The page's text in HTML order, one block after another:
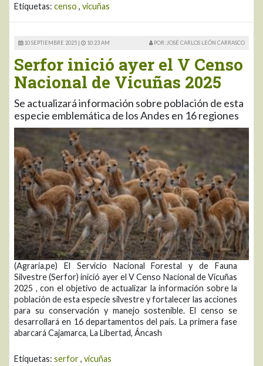
Etiquetas: censo , vicuñas
10 SEPTIEMBRE 2025 | 10:23 AM POR: JOSÉ CARLOS LEÓN CARRASCO
Serfor inició ayer el V Censo
Nacional de Vicuñas 2025
Se actualizará información sobre población de esta
especie emblemática de los Andes en 16 regiones
(Agraria.pe) El Servicio Nacional Forestal y de Fauna
Silvestre (Serfor) inició ayer el V Censo Nacional de Vicuñas
2025 , con el objetivo de actualizar la información sobre la
población de esta especie silvestre y fortalecer las acciones
para su conservación y manejo sostenible. El censo se
desarrollará en 16 departamentos del país. La primera fase
abarcará Cajamarca, La Libertad, Áncash
Etiquetas: serfor, vicuñas